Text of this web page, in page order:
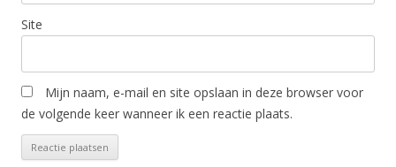
Site
Mijn naam, e-mail en site opslaan in deze browser voor
de volgende keer wanneer ik een reactie plaats.